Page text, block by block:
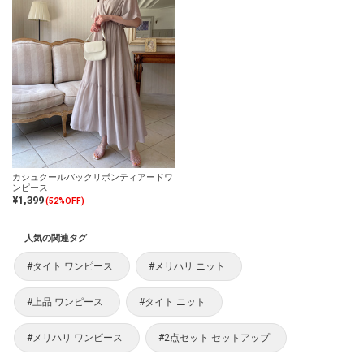
カシュクールバックリボンティアードワ
ンピース
¥1,399(52%OFF)
人気の関連タグ
#タイト ワンピース #メリハリ ニット
#上品 ワンピース #タイト ニット
#メリハリ ワンピース #2点セット セットアップ